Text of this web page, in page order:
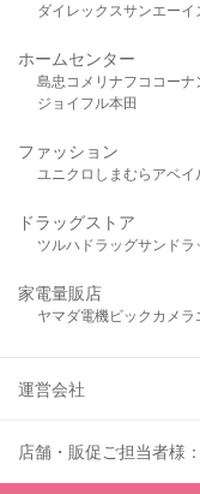
ダイレックスサンエーイ
ホームセンター
島忠 コメリ ナフコ コーナ
ジョイフル本田
ファッション
ユニクロ しまむら アベイ
ドラッグストア
ツルハドラッグサンドラ
家電量販店
ヤマダ電機ビックカメラ
運営会社
店舗・販促ご担当者様